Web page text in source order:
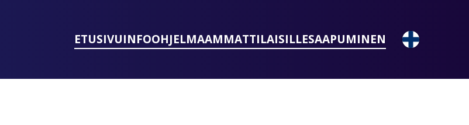
ETUSIVUINFOOHJELMAAMMATTILAISILLESAAPUMINEN